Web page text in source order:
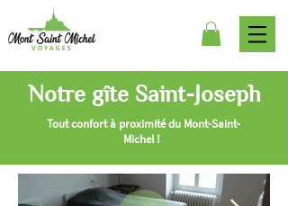
Notre gîte Saint-Joseph
Tout confortà proximitédu Mont-Saint-
Michel !